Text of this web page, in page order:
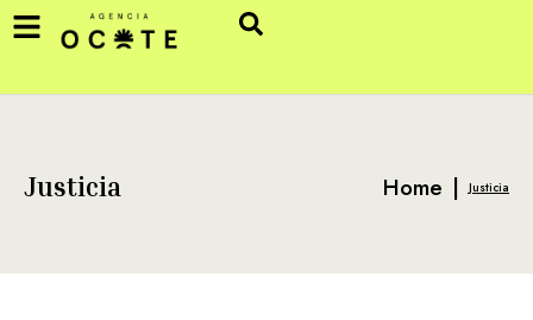
Justicia Home | Justicia